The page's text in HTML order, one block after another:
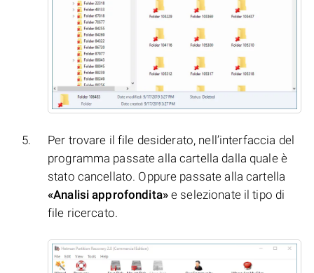
Per trovare il file desiderato, nell’interfaccia del
programma passate alla cartella dalla quale è
stato cancellato. Oppure passate alla cartella
«Analisi approfondita»e selezionate il tipo di
file ricercato.